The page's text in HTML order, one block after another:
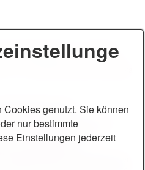
Vergessenwerden
Fehlerteufel
gefördert durch:
*Landessportbund Sachsen
Schweiz-Osterzgebirge
*
private Spender
durch Steuermittel auf der
genutzt. Sie können
nur bestimmte
Einstellungen jederzeit